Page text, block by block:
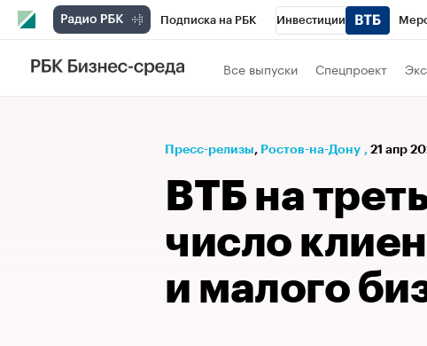
Подписка на РБК Инвестиции
Телеканал
Спецпроекты
Все выпуски Спецпроект
Пресс-релизы⁠, Ростов-на-Дону , 21 апр
ВТБ на
число
и малого